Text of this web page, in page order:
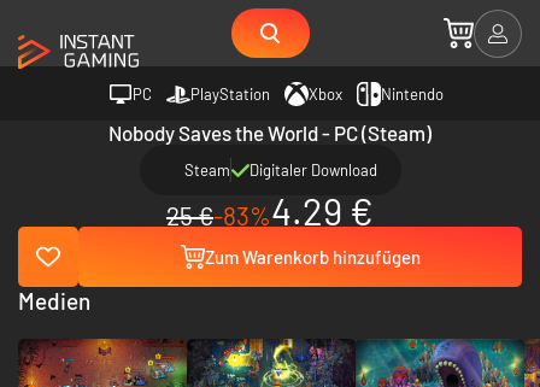
PC PlayStation Xbox Nintendo
Nobody Saves the World - PC (Steam)
Steam Digitaler Download
25 €-83%4.29 €
Zum Warenkorb hinzufügen
Medien